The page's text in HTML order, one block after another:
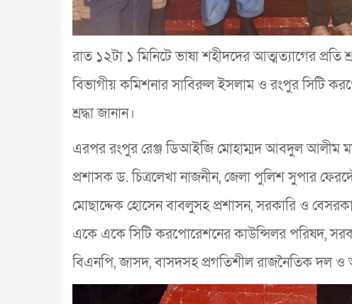
রাত ১২টা ১ মিনিটে ভাষা শহীদদের আত্মত্যাগের প্রতি
বিভাগীয় কমিশনার সাবিরুল ইসলাম ও রংপুর সিটি
শ্রদ্ধা জানান।
এরপর রংপুর রেঞ্জ ডিআইজি মোহাম্মদ আবদুল আলীম
প্রশাসক ড. চিত্রলেখা নাজনীন, জেলা পুলিশ সুপার
মোছাদ্দেক হোসেন বাবলুসহ প্রশাসন, সরকারি ও
একে একে সিটি করপোরেশনের কাউন্সিলর পরিষদ,
বিএনপি, জাসদ, বাসদসহ প্রগতিশীল রাজনৈতিক দল ও